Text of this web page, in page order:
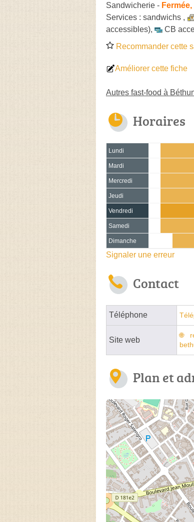
Sandwicherie -
Services : sandwichs ,
accessibles), CB
Recommander cette
Améliorer cette fiche
Autres fast-food à
Horaires
Lundi
Mardi
Mercredi
Jeudi
Vendredi
Samedi
Dimanche
Signaler une erreur
Contact
Téléphone
Site web
Plan et